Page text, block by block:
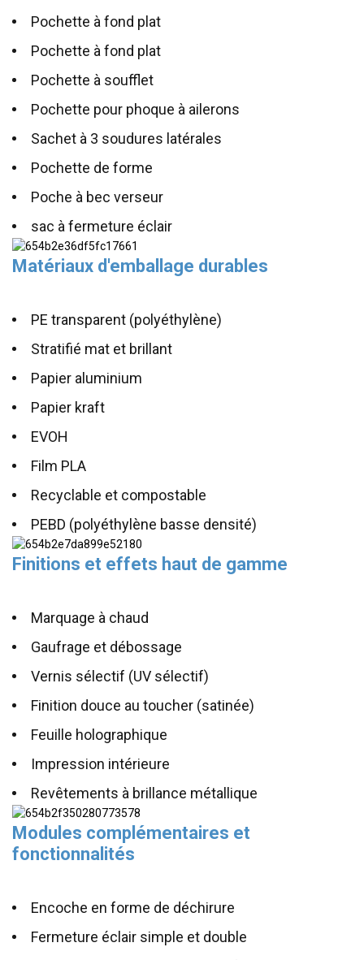
Pochette à fond plat
Pochette à fond plat
Pochette à soufflet
Pochette pour phoque à ailerons
Sachet à 3 soudures latérales
Pochette de forme
Poche à bec verseur
sac à fermeture éclair
Matériaux d'emballage durables
PE transparent (polyéthylène)
Stratifié mat et brillant
Papier aluminium
Papier kraft
EVOH
Film PLA
Recyclable et compostable
PEBD (polyéthylène basse densité)
Finitions et effets haut de gamme
Marquage à chaud
Gaufrage et débossage
Vernis sélectif (UV sélectif)
Finition douce au toucher (satinée)
Feuille holographique
Impression intérieure
Revêtements à brillance métallique
Modules complémentaires et
fonctionnalités
Encoche en forme de déchirure
Fermeture éclair simple et double